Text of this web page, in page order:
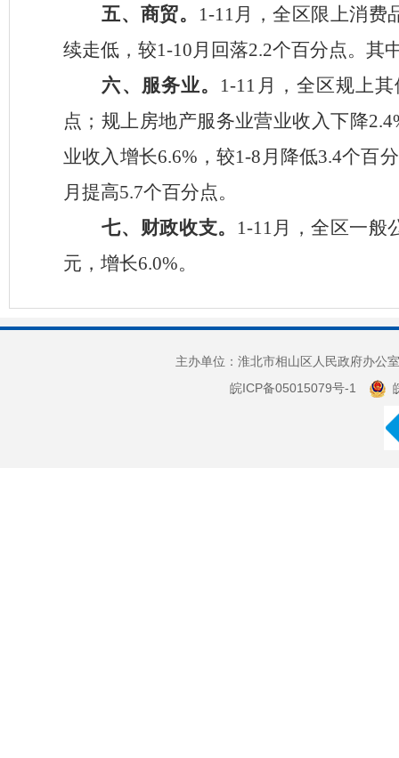
五、商贸。
1-11月 ，全 区限上消费
续走低， 较1-10月 回落2.2个百分点。 其
六、服务业。 1-11 月，全区规上
点 ； 规上房地产服务业营业收入下降2.4
业收入增长6.6% ，较1-8 月降低3.4个百
月提高5.7个百分点。
七、财政收支。 1-11月
，全区一般
元， 增长6.0%。
主办单位：淮北市相山区人民政府办
皖ICP备05015079号-1